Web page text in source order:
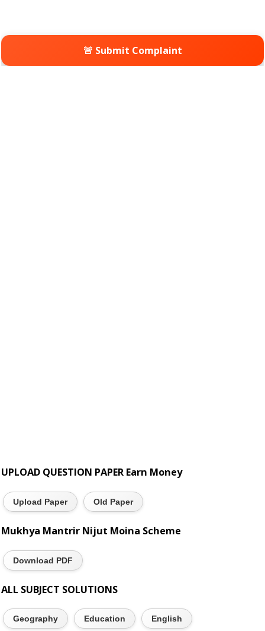
🚨 Submit Complaint
UPLOAD QUESTION PAPER Earn Money
Upload Paper Old Paper
Mukhya Mantrir Nijut Moina Scheme
Download PDF
ALL SUBJECT SOLUTIONS
Geography Education English